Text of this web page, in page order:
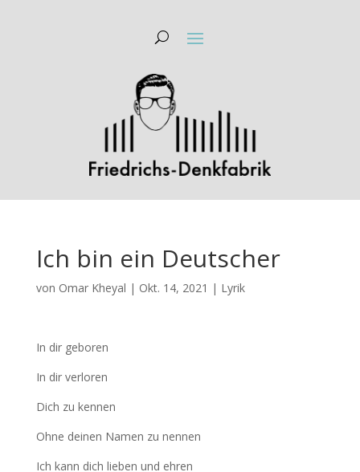
Ich bin ein Deutscher
von Omar Kheyal | Okt. 14, 2021 | Lyrik
In dir geboren
In dir verloren
Dich zu kennen
Ohne deinen Namen zu nennen
Ich kann dich lieben und ehren